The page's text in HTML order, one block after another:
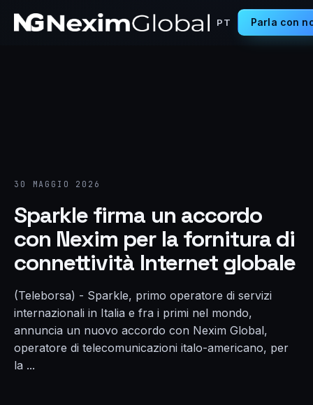
PT Parla con
30 MAGGIO 2026
Sparkle firma un accordo
con Nexim per la fornitura di
connettività Internet globale
(Teleborsa) - Sparkle, primo operatore di servizi
internazionali in Italia e fra i primi nel mondo,
annuncia un nuovo accordo con Nexim Global,
operatore di telecomunicazioni italo-americano, per
la ...